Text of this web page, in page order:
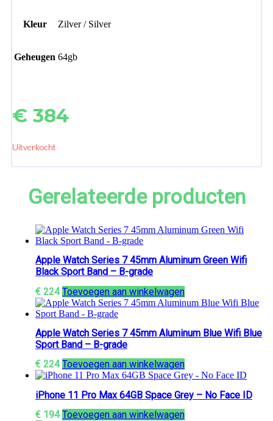
Kleur Zilver / Silver
Geheugen 64gb
€ 384
Uitverkocht
Gerelateerde producten
Apple Watch Series 7 45mm Aluminum Green Wifi
Black Sport Band – B-grade
€ 224 Toevoegen aan winkelwagen
Apple Watch Series 7 45mm Aluminum Blue Wifi Blue
Sport Band – B-grade
€ 224 Toevoegen aan winkelwagen
iPhone 11 Pro Max 64GB Space Grey – No Face ID
€ 194 Toevoegen aan winkelwagen